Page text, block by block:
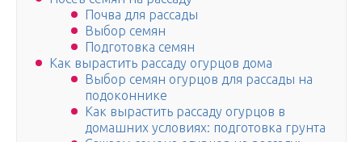
Почва для рассады
Выбор семян
Подготовка семян
Как вырастить рассаду огурцов дома
Выбор семян огурцов для рассады на
подоконнике
Как вырастить рассаду огурцов в
домашних условиях: подготовка грунта